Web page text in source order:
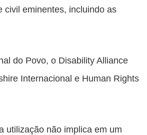
civil eminentes, incluindo as
do Povo, o Disability Alliance
Internacional e Human Rights
utilização não implica em um